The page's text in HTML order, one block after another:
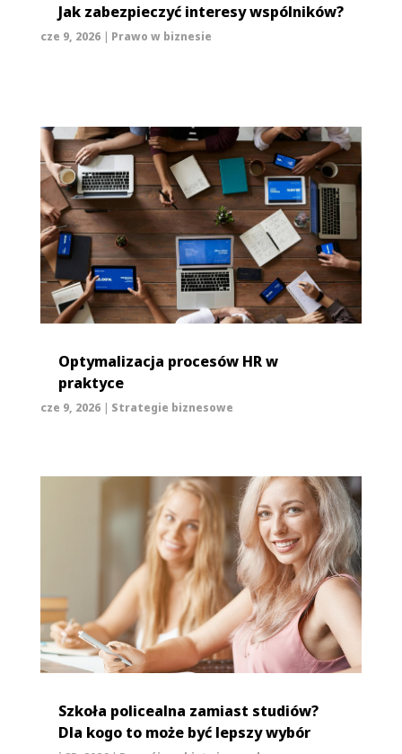
Jak zabezpieczyć interesy wspólników?
cze 9, 2026| Prawo w biznesie
Optymalizacja procesów HR w
praktyce
cze 9, 2026| Strategie biznesowe
Szkoła policealna zamiast studiów?
Dla kogo to może być lepszy wybór